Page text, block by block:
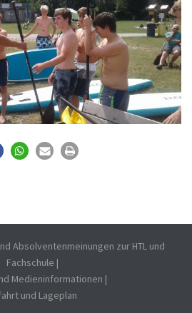
Absolventenmeinungen zur HTL und
Fachschule |
Medieninformationen |
und Lageplan